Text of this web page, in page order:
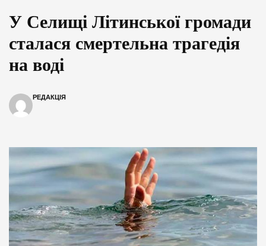
У Селищі Літинської громади
сталася смертельна трагедія
на воді
РЕДАКЦІЯ